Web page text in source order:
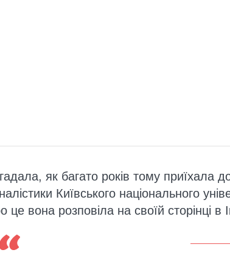
як багато років тому приїхала
Київського національного
вона розповіла на своїй сторінці в